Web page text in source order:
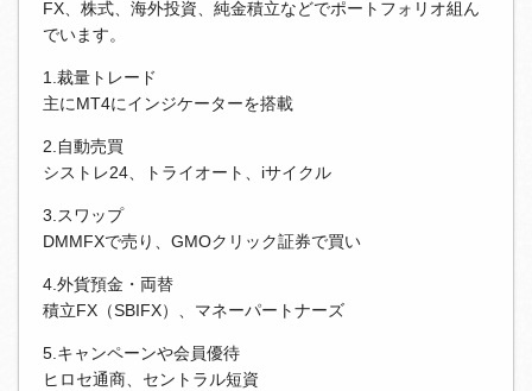
FX、株式、海外投資、純金積立などでポートフォリオ組ん
でいます。
1.裁量トレード
主にMT4にインジケーターを搭載
2.自動売買
シストレ24、トライオート、iサイクル
3.スワップ
DMMFXで売り、GMOクリック証券で買い
4.外貨預金・両替
積立FX（SBIFX）、マネーパートナーズ
5.キャンペーンや会員優待
ヒロセ通商、セントラル短資